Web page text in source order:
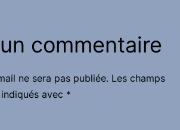
commentaire
ne sera pas publiée. Les champs
avec *